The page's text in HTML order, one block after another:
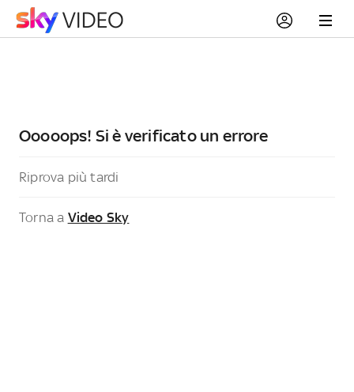
Ooooops! Si è verificato un errore
Riprova più tardi
Torna a Video Sky